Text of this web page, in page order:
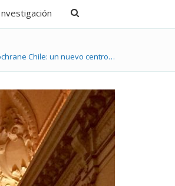
Chile: un nuevo centro…